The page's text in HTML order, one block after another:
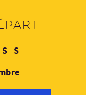
SSamedi
SDimanche